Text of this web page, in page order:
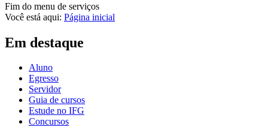
Fim do menu de serviços
Você está aqui: Página inicial
Em destaque
Aluno
Egresso
Servidor
Guia de cursos
Estude no IFG
Concursos